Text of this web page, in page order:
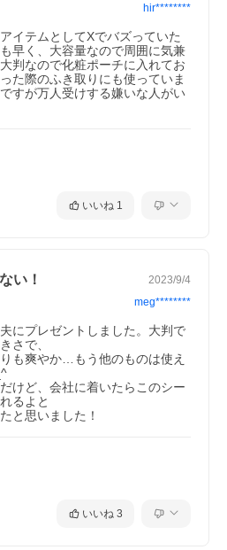
hir********
イテムとしてXでバズっていた
早く、大容量なので周囲に気兼
判なので化粧ポーチに入れてお
た際のふき取りにも使っていま
すが万人受けする嫌いな人がい
いいね 1
い！ 2023/9/4
meg********
にプレゼントしました。大判で
さで、
も爽やか…もう他のものは使え
けど、会社に着いたらこのシー
るよと
と思いました！
いいね 3